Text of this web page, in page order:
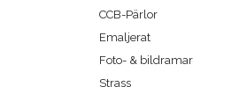
CCB-Pärlor
Emaljerat
Foto- & bildramar
Strass